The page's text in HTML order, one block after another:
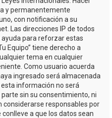
y permanentemente
con notificación a su
Las direcciones IP de todos
ayuda para reforzar estas
Equipo” tiene derecho a
tema en cualquier
Como usuario acuerda
ingresado será almacenada
información no será
sin su consentimiento, ni
considerarse responsables por
a que los datos sean